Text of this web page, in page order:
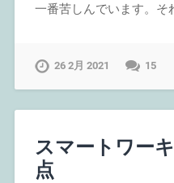
一番苦しんでいます。そ
26 2月 2021 15
スマートワー
点